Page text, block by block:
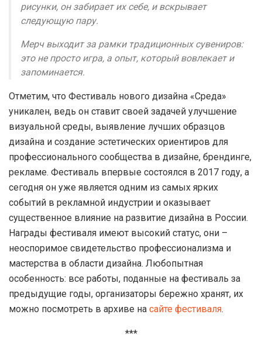
рисунки, он забирает их себе, и вскрывает
следующую пару.
Мерч выходит за рамки традиционных сувениров:
это не просто игра, а опыт, который вовлекает и
запоминается.
Отметим, что Фестиваль нового дизайна «Среда»
уникален, ведь он ставит своей задачей улучшение
визуальной среды, выявление лучших образцов
дизайна и создание эстетических ориентиров для
профессионального сообщества в дизайне, брендинге,
рекламе. Фестиваль впервые состоялся в 2017 году, а
сегодня он уже является одним из самых ярких
событий в рекламной индустрии и оказывает
существенное влияние на развитие дизайна в России.
Награды фестиваля имеют высокий статус, они –
неоспоримое свидетельство профессионализма и
мастерства в области дизайна. Любопытная
особенность: все работы, поданные на фестиваль за
предыдущие годы, организаторы бережно хранят, их
можно посмотреть в архиве на сайте фестиваля.
***